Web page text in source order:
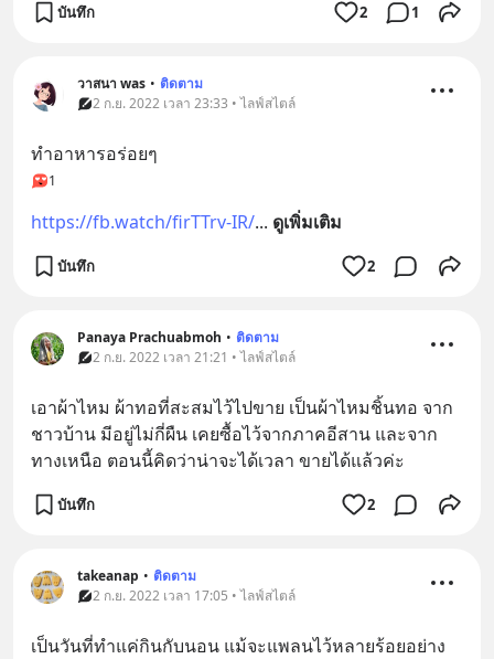
บันทึก 2 1
วาสนา was • ติดตาม
2 ก.ย. 2022 เวลา 23:33 • ไลฟ์สไตล์
ทำอาหารอร่อยๆ
1
https://fb.watch/firTTrv-IR/... ดูเพิ่มเติม
บันทึก 2
Panaya Prachuabmoh • ติดตาม
2 ก.ย. 2022 เวลา 21:21 • ไลฟ์สไตล์
เอาผ้าไหม ผ้าทอที่สะสมไว้ไปขาย เป็นผ้าไหมชิ้นทอ จาก
ชาวบ้าน มีอยู่ไม่กี่ผืน เคยซื้อไว้จากภาคอีสาน และจาก
ทางเหนือ ตอนนี้คิดว่าน่าจะได้เวลา ขายได้แล้วค่ะ
บันทึก 2
takeanap • ติดตาม
2 ก.ย. 2022 เวลา 17:05 • ไลฟ์สไตล์
เป็นวันที่ทำแค่กินกับนอน แม้จะแพลนไว้หลายร้อยอย่าง